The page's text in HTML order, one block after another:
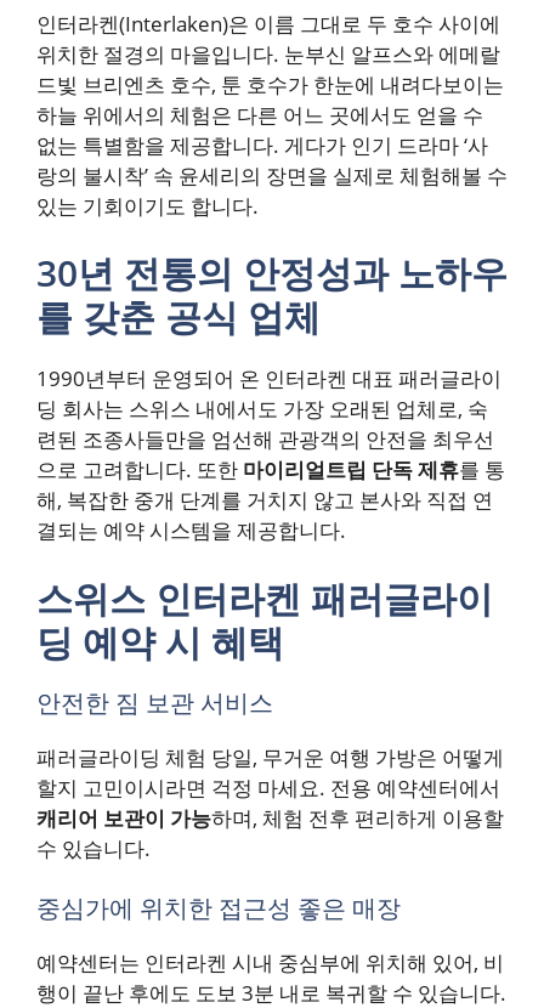
인터라켄(Interlaken)은 이름 그대로 두 호수 사이에
위치한 절경의 마을입니다. 눈부신 알프스와 에메랄
드빛 브리엔츠 호수, 툰 호수가 한눈에 내려다보이는
하늘 위에서의 체험은 다른 어느 곳에서도 얻을 수
없는 특별함을 제공합니다. 게다가 인기 드라마 ‘사
랑의 불시착’ 속 윤세리의 장면을 실제로 체험해볼 수
있는 기회이기도 합니다.
30년 전통의 안정성과 노하우
를 갖춘 공식 업체
1990년부터 운영되어 온 인터라켄 대표 패러글라이
딩 회사는 스위스 내에서도 가장 오래된 업체로, 숙
련된 조종사들만을 엄선해 관광객의 안전을 최우선
으로 고려합니다. 또한 마이리얼트립 단독 제휴를 통
해, 복잡한 중개 단계를 거치지 않고 본사와 직접 연
결되는 예약 시스템을 제공합니다.
스위스 인터라켄 패러글라이
딩 예약 시 혜택
안전한 짐 보관 서비스
패러글라이딩 체험 당일, 무거운 여행 가방은 어떻게
할지 고민이시라면 걱정 마세요. 전용 예약센터에서
캐리어 보관이 가능하며, 체험 전후 편리하게 이용할
수 있습니다.
중심가에 위치한 접근성 좋은 매장
예약센터는 인터라켄 시내 중심부에 위치해 있어, 비
행이 끝난 후에도 도보 3분 내로 복귀할 수 있습니다.